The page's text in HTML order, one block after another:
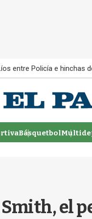
entre Policía e hinchas
Básquetbol
el